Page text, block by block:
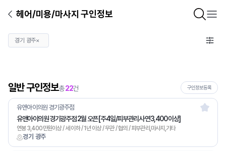
헤어/미용/마사지 구인정보
경기 광주×
일반 구인정보총22건 구인정보등록
경기 광주
유앤아이의원 경기광주점
유앤아이의원 경기광주점 2월 오픈 [주4일/피부관리사 연3,400 이상]
연봉 3,400만원이상 / 세 이하 / 1년 이상 / 무관 / 협의 / 피부관리,마사지,기타